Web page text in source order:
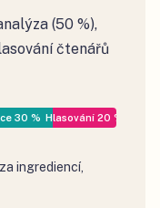
(50 %),
čtenářů
30 % Hlasování 20 %
ingrediencí,